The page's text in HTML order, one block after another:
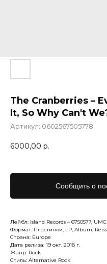
The Cranberries –
It, So Why Can't
Артикул: 0602567505778
6000,00 р.
Сообщить о
Лейбл: Island Records – 6750577, UMC
Формат: Пластинки, LP, Album,
Страна: Europe
Дата релиза: 19 окт. 2018 г.
Жанр: Rock
Стиль: Alternative Rock